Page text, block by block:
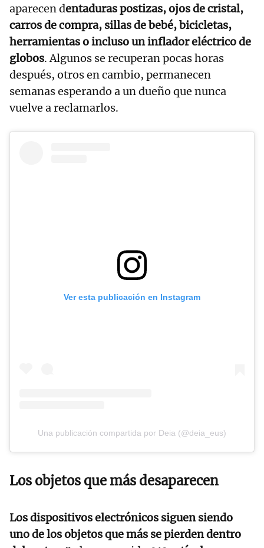
aparecen dentaduras postizas, ojos de cristal,
carros de compra, sillas de bebé, bicicletas,
herramientas o incluso un inflador eléctrico de
globos. Algunos se recuperan pocas horas
después, otros en cambio, permanecen
semanas esperando a un dueño que nunca
vuelve a reclamarlos.
Ver esta publicación en Instagram
Una publicación compartida por Deia (@deia_eus)
Los objetos que más desaparecen
Los dispositivos electrónicos siguen siendo
uno de los objetos que más se pierden dentro